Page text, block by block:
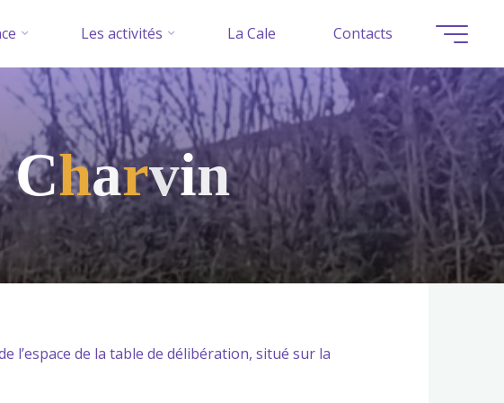
Les activités La Cale Contacts
Charvin
l’espace de la table de délibération, situé sur la